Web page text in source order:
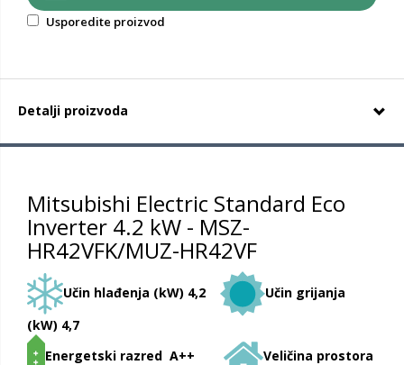
Usporedite proizvod
Detalji proizvoda
Mitsubishi Electric Standard Eco
Inverter 4.2 kW - MSZ-
HR42VFK/MUZ-HR42VF
Učin hlađenja (kW) 4,2
Učin grijanja
(kW) 4,7
Energetski razred A++
Veličina prostora